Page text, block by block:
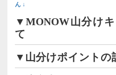
ん ↓
▼MONOW山分け
て
▼山分けポイントの